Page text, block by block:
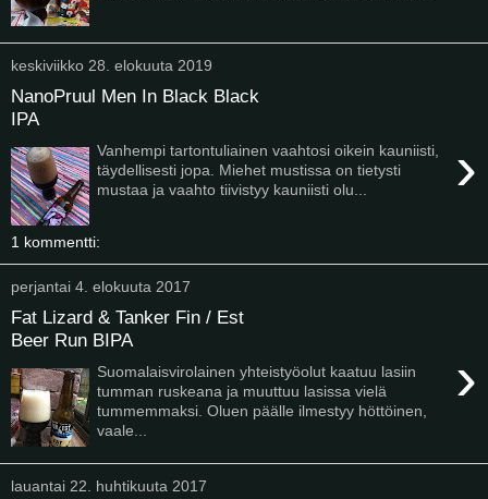
keskiviikko 28. elokuuta 2019
NanoPruul Men In Black Black
IPA
›
Vanhempi tartontuliainen vaahtosi oikein kauniisti,
täydellisesti jopa. Miehet mustissa on tietysti
mustaa ja vaahto tiivistyy kauniisti olu...
1 kommentti:
perjantai 4. elokuuta 2017
Fat Lizard & Tanker Fin / Est
Beer Run BIPA
›
Suomalaisvirolainen yhteistyöolut kaatuu lasiin
tumman ruskeana ja muuttuu lasissa vielä
tummemmaksi. Oluen päälle ilmestyy höttöinen,
vaale...
lauantai 22. huhtikuuta 2017